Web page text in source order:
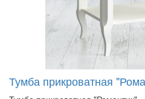
Тумба прикроватная